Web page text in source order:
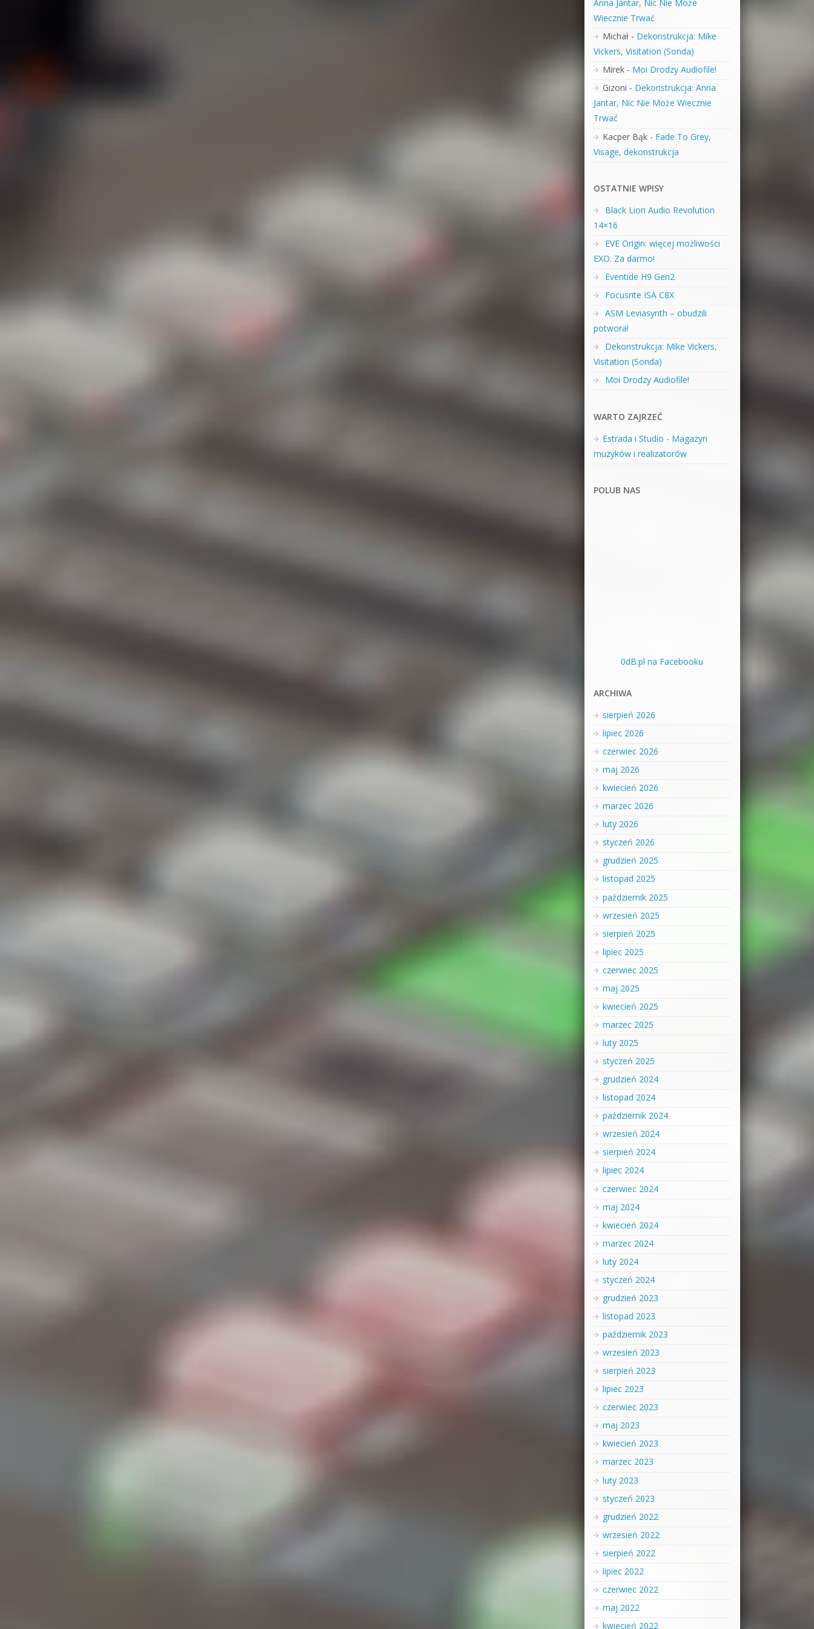
Anna Jantar, Nic Nie Może
Wiecznie Trwać
Michał- Dekonstrukcja: Mike
Vickers, Visitation (Sonda)
Mirek- Moi Drodzy Audiofile!
Gizoni - Dekonstrukcja: Anna
Jantar, Nic Nie Może Wiecznie
Trwać
Kacper Bąk- Fade To Grey,
Visage, dekonstrukcja
OSTATNIE WPISY
Black Lion Audio Revolution
14×16
EVE Origin: więcej możliwości
EXO. Za darmo!
Eventide H9 Gen2
Focusrite ISA C8X
ASM Leviasynth – obudzili
potwora!
Dekonstrukcja: Mike Vickers,
Visitation (Sonda)
Moi Drodzy Audiofile!
WARTO ZAJRZEĆ
Estrada i Studio - Magazyn
muzyków i realizatorów
POLUB NAS
0dB.pl na Facebooku
ARCHIWA
sierpień 2026
lipiec 2026
czerwiec 2026
maj 2026
kwiecień 2026
marzec 2026
luty 2026
styczeń 2026
grudzień 2025
listopad 2025
październik 2025
wrzesień 2025
sierpień 2025
lipiec 2025
czerwiec 2025
maj 2025
kwiecień 2025
marzec 2025
luty 2025
styczeń 2025
grudzień 2024
listopad 2024
październik 2024
wrzesień 2024
sierpień 2024
lipiec 2024
czerwiec 2024
maj 2024
kwiecień 2024
marzec 2024
luty 2024
styczeń 2024
grudzień 2023
listopad 2023
październik 2023
wrzesień 2023
sierpień 2023
lipiec 2023
czerwiec 2023
maj 2023
kwiecień 2023
marzec 2023
luty 2023
styczeń 2023
grudzień 2022
wrzesień 2022
sierpień 2022
lipiec 2022
czerwiec 2022
maj 2022
kwiecień 2022